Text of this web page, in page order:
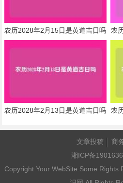
农历2028年2月15日是黄道吉日吗 农
农历2028年2月13日是黄道吉日吗 农
文章投稿
商
湘ICP备
Copyright Your WebSite.Some Rights